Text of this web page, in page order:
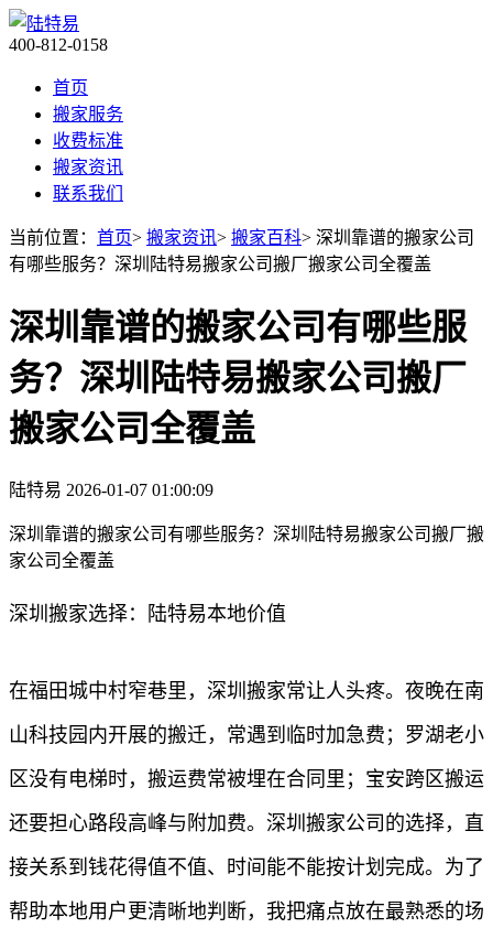
400-812-0158
首页
搬家服务
收费标准
搬家资讯
联系我们
当前位置： 首页> 搬家资讯> 搬家百科> 深圳靠谱的搬家公司
有哪些服务？深圳陆特易搬家公司搬厂搬家公司全覆盖
深圳靠谱的搬家公司有哪些服
务？深圳陆特易搬家公司搬厂
搬家公司全覆盖
陆特易 2026-01-07 01:00:09
深圳靠谱的搬家公司有哪些服务？深圳陆特易搬家公司搬厂搬
家公司全覆盖
深圳搬家选择：陆特易本地价值
在福田城中村窄巷里，深圳搬家常让人头疼。夜晚在南
山科技园内开展的搬迁，常遇到临时加急费；罗湖老小
区没有电梯时，搬运费常被埋在合同里；宝安跨区搬运
还要担心路段高峰与附加费。深圳搬家公司的选择，直
接关系到钱花得值不值、时间能不能按计划完成。为了
帮助本地用户更清晰地判断，我把痛点放在最熟悉的场